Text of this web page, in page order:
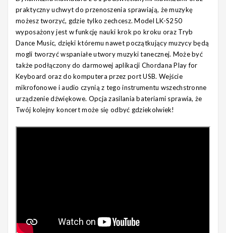
praktyczny uchwyt do przenoszenia sprawiają, że muzykę
możesz tworzyć, gdzie tylko zechcesz. Model LK-S250
wyposażony jest w funkcję nauki krok po kroku oraz Tryb
Dance Music, dzięki któremu nawet początkujący muzycy będą
mogli tworzyć wspaniałe utwory muzyki tanecznej. Może być
także podłączony do darmowej aplikacji Chordana Play for
Keyboard oraz do komputera przez port USB. Wejście
mikrofonowe i audio czynią z tego instrumentu wszechstronne
urządzenie dźwiękowe. Opcja zasilania bateriami sprawia, że
Twój kolejny koncert może się odbyć gdziekolwiek!